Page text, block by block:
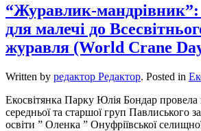
“Журавлик-мандрівник”:
для малечі до
журавля (World Crane
Written by редактор Редактор. Posted in
Екосвітянка Парку Юлія Бондар провела
середньої та старшої груп Павлиського
освіти ” Оленка ” Онуфріївської